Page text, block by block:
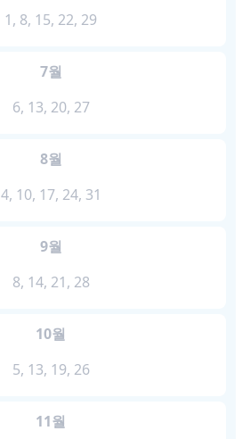
1, 8, 15, 22, 29
7월
6, 13, 20, 27
8월
4, 10, 17, 24, 31
9월
8, 14, 21, 28
10월
5, 13, 19, 26
11월